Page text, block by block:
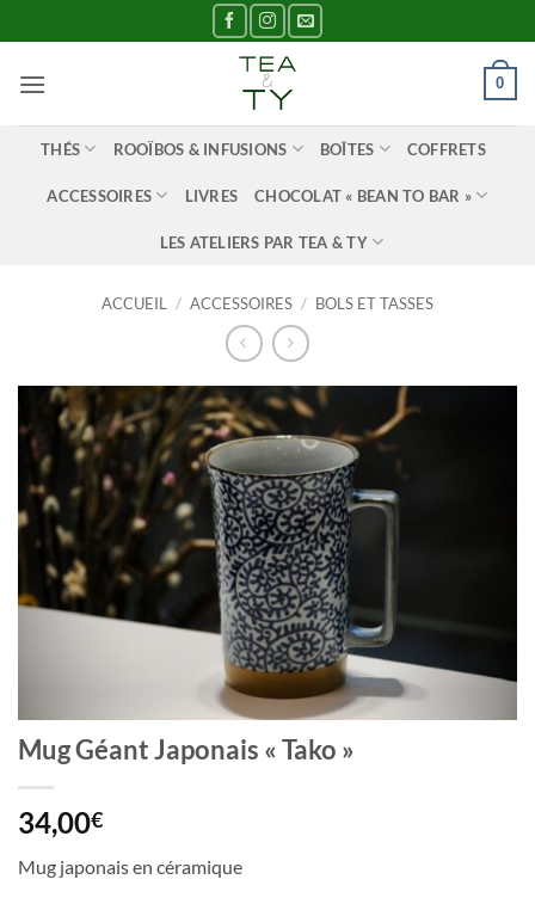
au
contenu
0
THÉS ROOÏBOS & INFUSIONS BOÎTES COFFRETS
ACCESSOIRES LIVRES CHOCOLAT « BEAN TO BAR »
LES ATELIERS PAR TEA & TY
ACCUEIL / ACCESSOIRES / BOLS ET TASSES
Mug Géant Japonais « Tako »
34,00€
Mug japonais en céramique